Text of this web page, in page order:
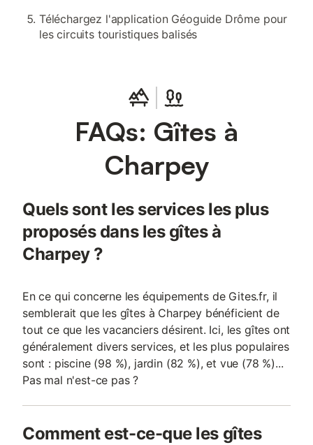
Téléchargez l'application Géoguide Drôme pour
les circuits touristiques balisés
FAQs: Gîtes à
Charpey
Quels sont les services les plus
proposés dans les gîtes à
Charpey ?
En ce qui concerne les équipements de Gites.fr, il
semblerait que les gîtes à Charpey bénéficient de
tout ce que les vacanciers désirent. Ici, les gîtes ont
généralement divers services, et les plus populaires
sont : piscine (98 %), jardin (82 %), et vue (78 %)...
Pas mal n'est-ce pas ?
Comment est-ce-que les gîtes